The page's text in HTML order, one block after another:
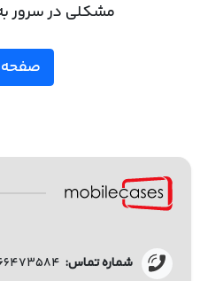
مشکلی در سرور
شماره تماس: ۰۲۱-